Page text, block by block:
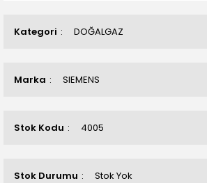
Kategori DOĞALGAZ
Marka SIEMENS
Stok Kodu 4005
Stok Durumu Stok Yok